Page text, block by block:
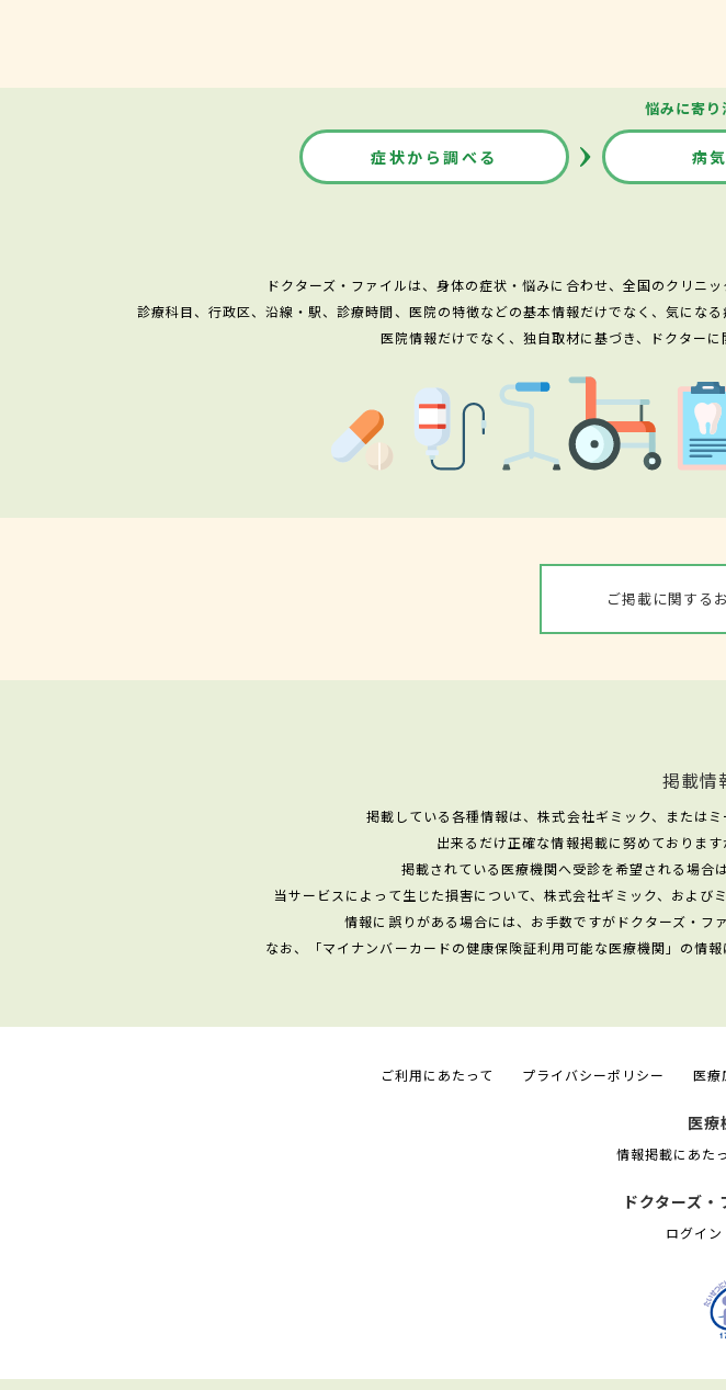
悩みに寄
症状から調べる 病
ドクターズ・ファイルは、身体の症状・悩みに合わせ、全国のクリニ
診療科目、行政区、沿線・駅、診療時間、医院の特徴などの基本情報だけでなく、気にな
医院情報だけでなく、独自取材に基づき、ドクター
ご掲載に関する
掲載情
掲載している各種情報は、株式会社ギミック、または
出来るだけ正確な情報掲載に努めておりま
掲載されている医療機関へ受診を希望される場合
当サービスによって生じた損害について、株式会社ギミック、および
情報に誤りがある場合には、お手数ですがドクターズ・フ
なお、「マイナンバーカードの健康保険証利用可能な医療機関」の情
ご利用にあたって プライバシーポリシー 医療
医療
情報掲載にあた
ドクターズ
ログイン